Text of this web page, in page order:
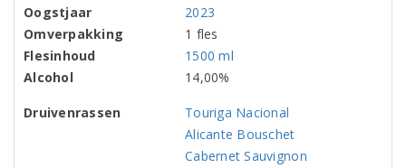
Oogstjaar
2023
Omverpakking
1 fles
Flesinhoud
1500 ml
Alcohol
14,00%
Druivenrassen
Touriga Nacional
Alicante Bouschet
Cabernet Sauvignon